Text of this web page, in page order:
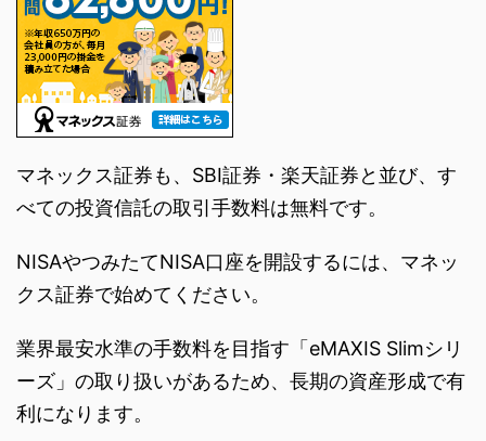
マネックス証券も、SBI証券・楽天証券と並び、す
べての投資信託の取引手数料は無料です。
NISAやつみたてNISA口座を開設するには、マネッ
クス証券で始めてください。
業界最安水準の手数料を目指す「eMAXIS Slimシリ
ーズ」の取り扱いがあるため、長期の資産形成で有
利になります。